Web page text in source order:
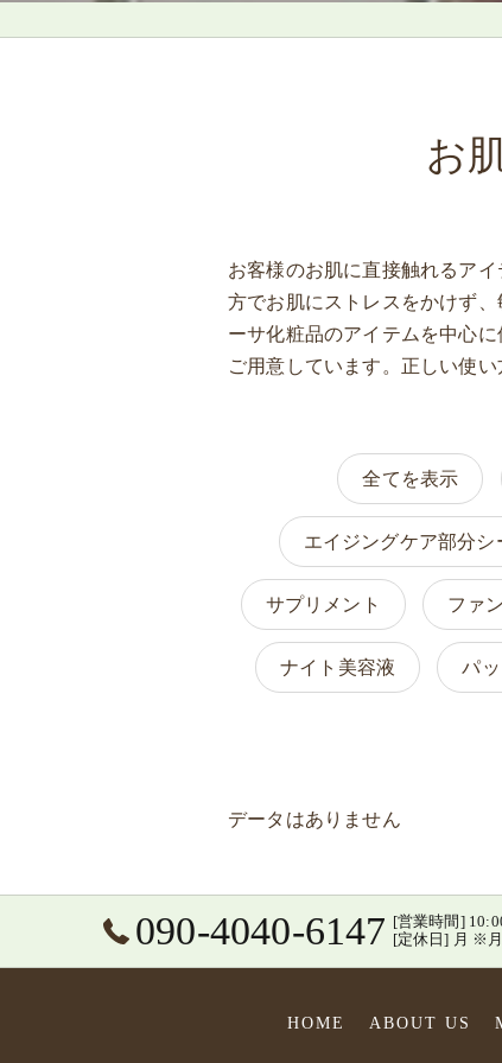
お
お客様のお肌に直接触れるア
方でお肌にストレスをかけず
ーサ化粧品のアイテムを中心
ご用意しています。正しい使
全てを表示
エイジングケア部分シ
サプリメント ファ
ナイト美容液 パ
データはありません
090-4040-6147
[営業時間]
[定休日] 月 ※
HOME ABOUT US